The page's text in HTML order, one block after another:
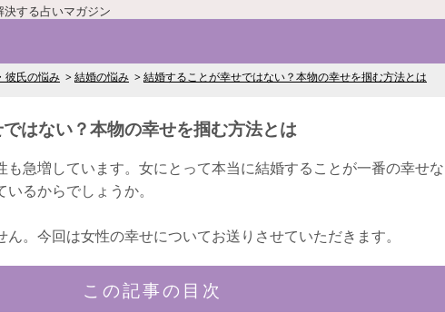
する占いマガジン
彼氏の悩み 結婚の悩み 結婚することが幸せではない？本物の幸せを掴む方法とは
はない？本物の幸せを掴む方法とは
も急増しています。女にとって本当に結婚することが一番の幸せな
るからでしょうか。
。今回は女性の幸せについてお送りさせていただきます。
この記事の目次